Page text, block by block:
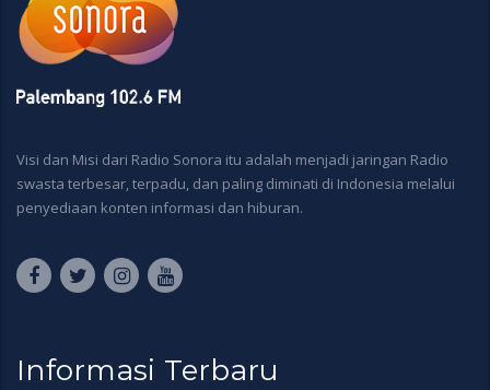
Visi dan Misi dari Radio Sonora itu adalah menjadi jaringan Radio
swasta terbesar, terpadu, dan paling diminati di Indonesia melalui
penyediaan konten informasi dan hiburan.
Informasi Terbaru